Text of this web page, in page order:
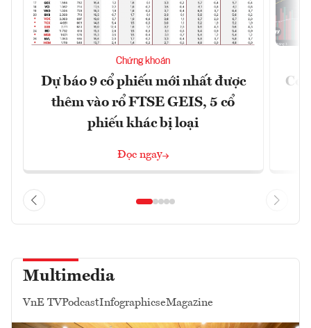
Chứng khoán
Dự báo 9 cổ phiếu mới nhất được
thêm vào rổ FTSE GEIS, 5 cổ
phiếu khác bị loại
Đọc ngay
Có
Multimedia
VnE TVPodcastInfographicseMagazine